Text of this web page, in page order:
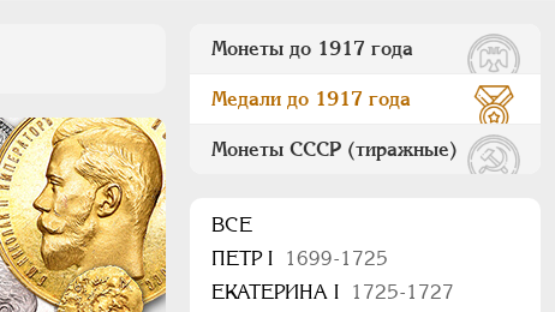
Монеты до 1917 года
Медали до 1917 года
Монеты СССР (тиражные)
ВСЕ
ПEТР I
1699-1725
ЕКАТЕРИНА I
1725-1727